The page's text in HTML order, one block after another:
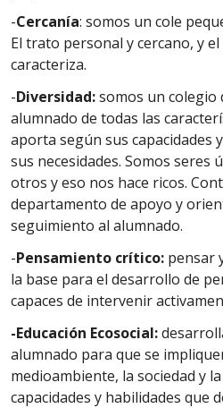
-Cercanía: somos un cole
El trato personal y cercano, y
caracteriza.
-Diversidad:somos un colegio
alumnado de todas las
aporta según sus capacidades
sus necesidades. Somos seres
otros y eso nos hace ricos.
departamento de apoyo y
seguimiento al alumnado.
-Pensamiento crítico: pensar
la base para el desarrollo de
capaces de intervenir
-Educación Ecosocial:
alumnado para que se
medioambiente, la sociedad y
capacidades y habilidades que